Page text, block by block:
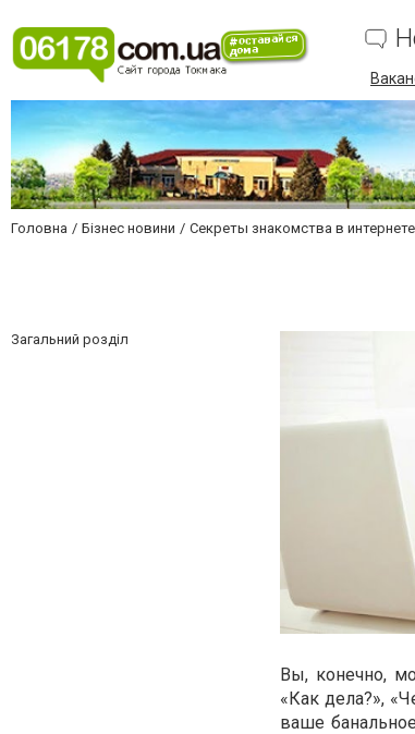
Головна Бізнес новини Секреты знакомства в интернете
Загальний розділ
Вы, конечно,
«Как дела?»,
ваше